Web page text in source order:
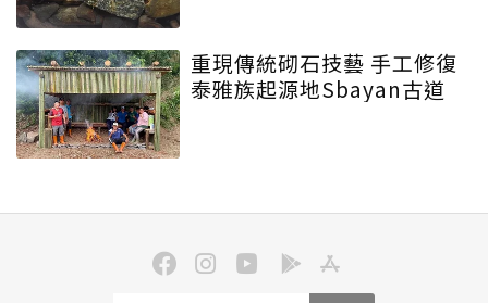
重現傳統砌石技藝 手工修復
泰雅族起源地Sbayan古道